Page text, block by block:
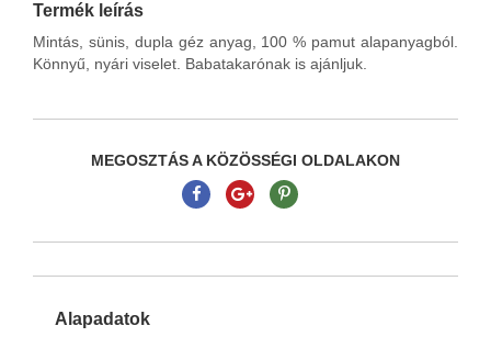
Termék leírás
Mintás, sünis, dupla géz anyag, 100 % pamut alapanyagból.
Könnyű, nyári viselet. Babatakarónak is ajánljuk.
MEGOSZTÁS A KÖZÖSSÉGI OLDALAKON
Alapadatok